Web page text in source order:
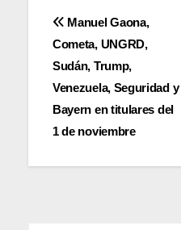
de
entradas
Manuel Gaona,
Cometa, UNGRD,
Sudán, Trump,
Venezuela, Seguridad y
Bayern en titulares del
1 de noviembre